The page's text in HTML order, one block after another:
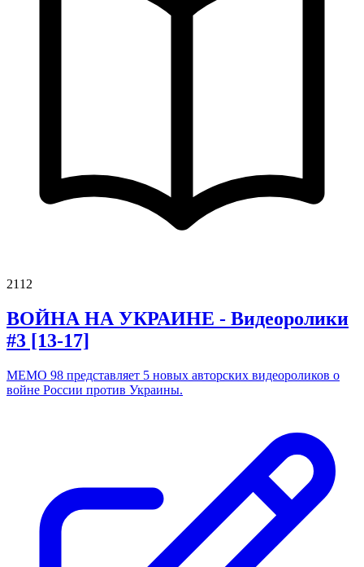
2112
ВОЙНА НА УКРАИНЕ - Видеоролики
#3 [13-17]
МЕМО 98 представляет 5 новых авторских видеороликов о
войне России против Украины.